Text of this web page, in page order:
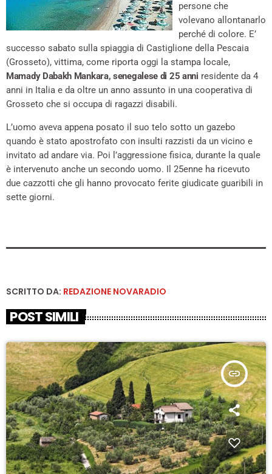
persone che
volevano allontanarlo
perché di colore. E’
successo sabato sulla spiaggia di Castiglione della Pescaia
(Grosseto), vittima, come riporta oggi la stampa locale,
Mamady Dabakh Mankara, senegalese di 25 anni residente da 4
anni in Italia e da oltre un anno assunto in una cooperativa di
Grosseto che si occupa di ragazzi disabili.
L’uomo aveva appena posato il suo telo sotto un gazebo
quando è stato apostrofato con insulti razzisti da un vicino e
invitato ad andare via. Poi l’aggressione fisica, durante la quale
è intervenuto anche un secondo uomo. Il 25enne ha ricevuto
due cazzotti che gli hanno provocato ferite giudicate guaribili in
sette giorni.
SCRITTO DA: REDAZIONE NOVARADIO
POST SIMILI
insert_link